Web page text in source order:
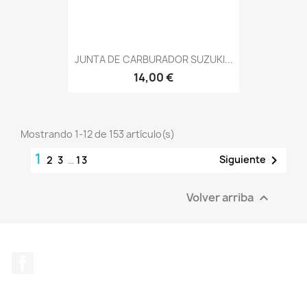
JUNTA DE CARBURADOR SUZUKI...
14,00 €
Mostrando 1-12 de 153 artículo(s)
1 2 3 … 13 Siguiente 
Volver arriba 